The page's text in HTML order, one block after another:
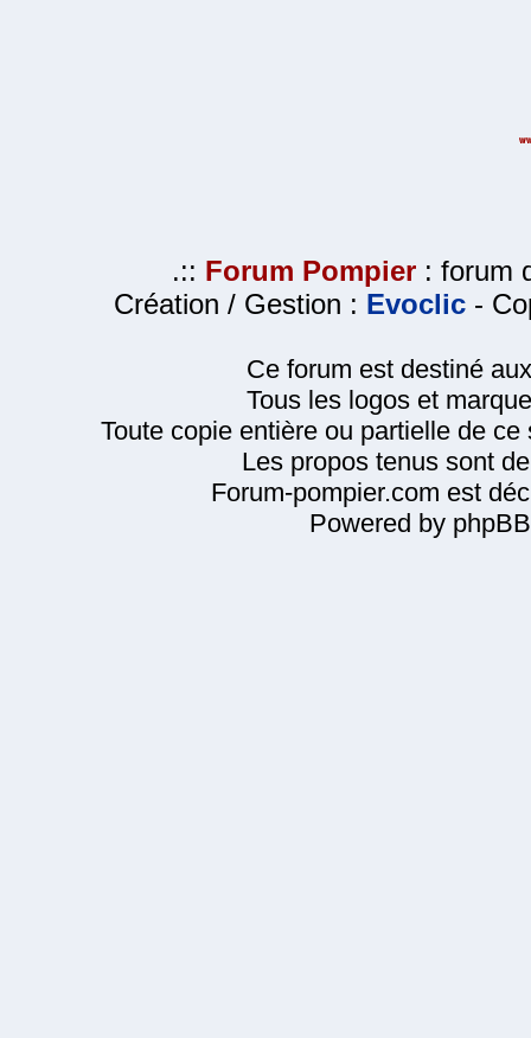
.:: Forum Pompier : forum
Création / Gestion : Evoclic -
Ce forum est destiné
Tous les logos et
Toute copie entière ou partielle de
Les propos tenus sont
Forum-pompier.com est
Powered by